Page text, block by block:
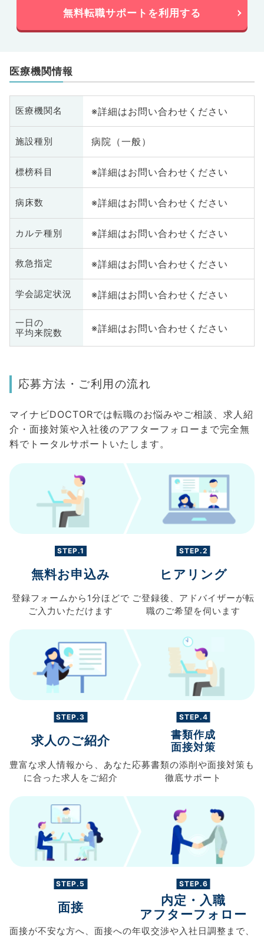
無料転職サポートを利用する
医療機関情報
医療機関名 ※詳細はお問い合わせください
施設種別 病院（一般）
標榜科目 ※詳細はお問い合わせください
病床数 ※詳細はお問い合わせください
カルテ種別 ※詳細はお問い合わせください
救急指定 ※詳細はお問い合わせください
学会認定状況 ※詳細はお問い合わせください
一日の
平均来院数
※詳細はお問い合わせください
応募方法・ご利用の流れ
マイナビDOCTORでは転職のお悩みやご相談、求人紹
介・面接対策や入社後のアフターフォローまで完全無
料でトータルサポートいたします。
STEP.1
無料お申込み
登録フォームから 1分ほどで
ご入力 いただけます
STEP.2
ヒアリング
ご登録後、 アドバイザーが転
職のご希望を伺います
STEP.3
求人のご紹介
豊富な求人情報から、 あなた
に合った求人を ご紹介
STEP.4
書類作成
面接対策
応募書類の添削や面接対策も
徹底サポート
STEP.5
面接
面接が不安な方へ、 面接への
STEP.6
内定・入職
アフターフォロー
年収交渉や入社日調整まで、